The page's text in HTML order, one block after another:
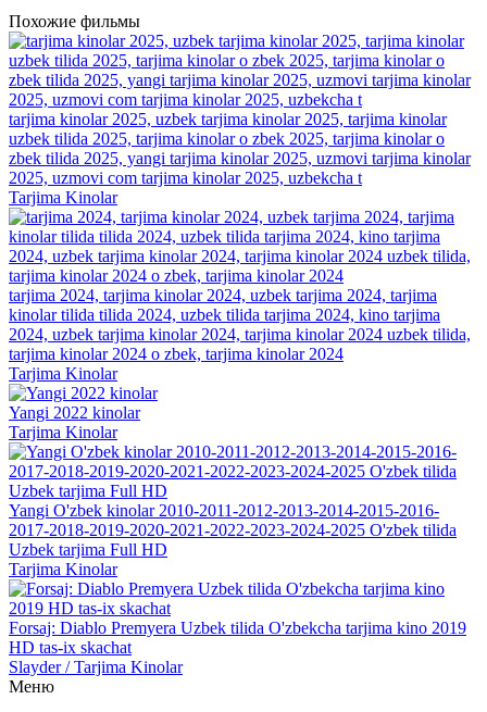
Похожие фильмы
tarjima kinolar 2025, uzbek tarjima kinolar 2025, tarjima kinolar
uzbek tilida 2025, tarjima kinolar o zbek 2025, tarjima kinolar o
zbek tilida 2025, yangi tarjima kinolar 2025, uzmovi tarjima kinolar
2025, uzmovi com tarjima kinolar 2025, uzbekcha t
Tarjima Kinolar
tarjima 2024, tarjima kinolar 2024, uzbek tarjima 2024, tarjima
kinolar tilida tilida 2024, uzbek tilida tarjima 2024, kino tarjima
2024, uzbek tarjima kinolar 2024, tarjima kinolar 2024 uzbek tilida,
tarjima kinolar 2024 o zbek, tarjima kinolar 2024
Tarjima Kinolar
Yangi 2022 kinolar
Tarjima Kinolar
Yangi O'zbek kinolar 2010-2011-2012-2013-2014-2015-2016-
2017-2018-2019-2020-2021-2022-2023-2024-2025 O'zbek tilida
Uzbek tarjima Full HD
Tarjima Kinolar
Forsaj: Diablo Premyera Uzbek tilida O'zbekcha tarjima kino 2019
HD tas-ix skachat
Slayder / Tarjima Kinolar
Меню